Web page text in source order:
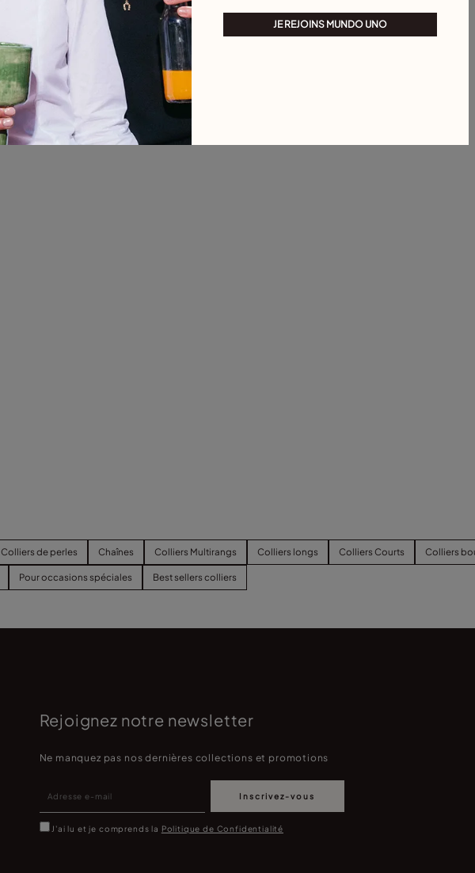
Colliers de perles Chaînes Colliers Multirangs Colliers longs Colliers Courts Colliers
Pour occasions spéciales Best sellers colliers
Rejoignez notre newsletter
Ne manquez pas nos dernières collections et promotions
Inscrivez-vous
J'ai lu et je comprends la Politique de Confidentialité
JE REJOINS MUNDO UNO